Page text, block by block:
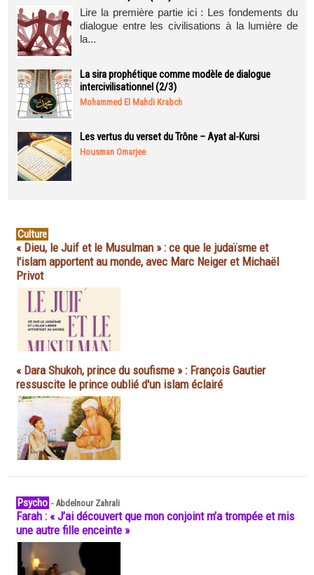
Lire la première partie ici : Les fondements du
dialogue entre les civilisations à la lumière de
la...
La sira prophétique comme modèle de dialogue
intercivilisationnel (2/3)
Mohammed El Mahdi Krabch
Les vertus du verset du Trône – Ayat al-Kursi
Housman Omarjee
Culture
« Dieu, le Juif et le Musulman » : ce que le judaïsme et
l'islam apportent au monde, avec Marc Neiger et Michaël
Privot
« Dara Shukoh, prince du soufisme » : François Gautier
ressuscite le prince oublié d'un islam éclairé
Psycho -Abdelnour Zahrali
Farah : « J’ai découvert que mon conjoint m’a trompée et mis
une autre fille enceinte »